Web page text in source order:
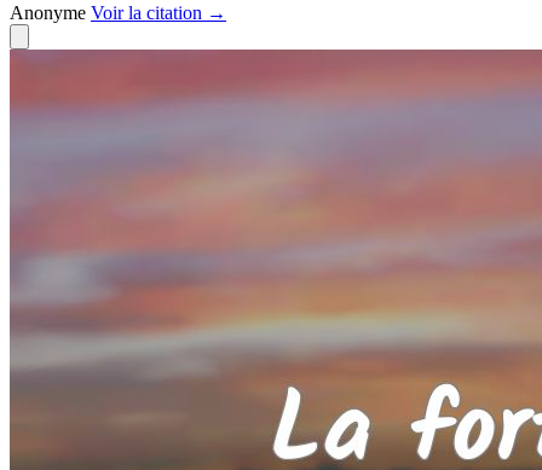
Anonyme Voirla citation →